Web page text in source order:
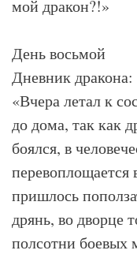
мой дракон?!»
День восьмой
Дневник дракона:
«Вчера летал к
до дома, так как
боялся, в
перевоплощается
пришлось
дрянь, во дворце
полсотни боевых